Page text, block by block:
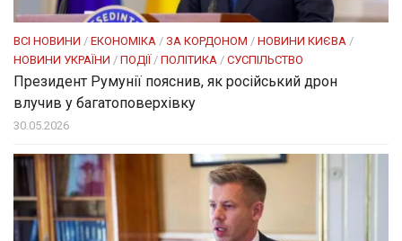
ВСІ НОВИНИ / ЕКОНОМІКА / ЗА КОРДОНОМ / НОВИНИ КИЄВА /
НОВИНИ УКРАЇНИ / ПОДІЇ/ ПОЛІТИКА / СУСПІЛЬСТВО
Президент Румунії пояснив, як російський дрон
влучив у багатоповерхівку
30.05.2026